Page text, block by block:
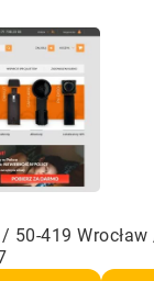
50-419